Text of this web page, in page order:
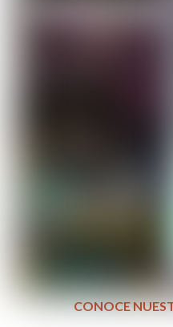
CONOCE